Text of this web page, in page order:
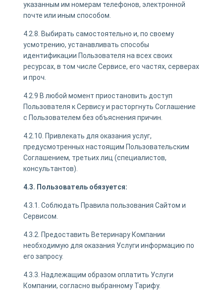
указанным им номерам телефонов, электронной
почте или иным способом.
4.2.8. Выбирать самостоятельно и, по своему
усмотрению, устанавливать способы
идентификации Пользователя на всех своих
ресурсах, в том числе Сервисе, его частях, серверах
и проч.
4.2.9 В любой момент приостановить доступ
Пользователя к Сервису и расторгнуть Соглашение
с Пользователем без объяснения причин.
4.2.10. Привлекать для оказания услуг,
предусмотренных настоящим Пользовательским
Соглашением, третьих лиц (специалистов,
консультантов).
4.3. Пользователь обязуется:
4.3.1. Соблюдать Правила пользования Сайтом и
Сервисом.
4.3.2. Предоставить Ветеринару Компании
необходимую для оказания Услуги информацию по
его запросу.
4.3.3. Надлежащим образом оплатить Услуги
Компании, согласно выбранному Тарифу.